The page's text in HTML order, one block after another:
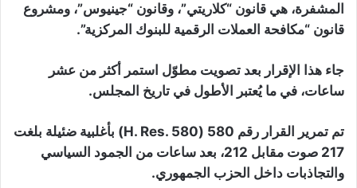
المشفرة، هي قانون “كلاريتي”، وقانون “جينيوس”، ومشروع
قانون “مكافحة العملات الرقمية للبنوك المركزية”.
جاء هذا الإقرار بعد تصويت مطوّل استمر أكثر من عشر
ساعات، في ما يُعتبر الأطول في تاريخ المجلس.
تم تمرير القرار رقم 580 (H. Res. 580) بأغلبية ضئيلة بلغت
217 صوت مقابل 212، بعد ساعات من الجمود السياسي
والتجاذبات داخل الحزب الجمهوري.